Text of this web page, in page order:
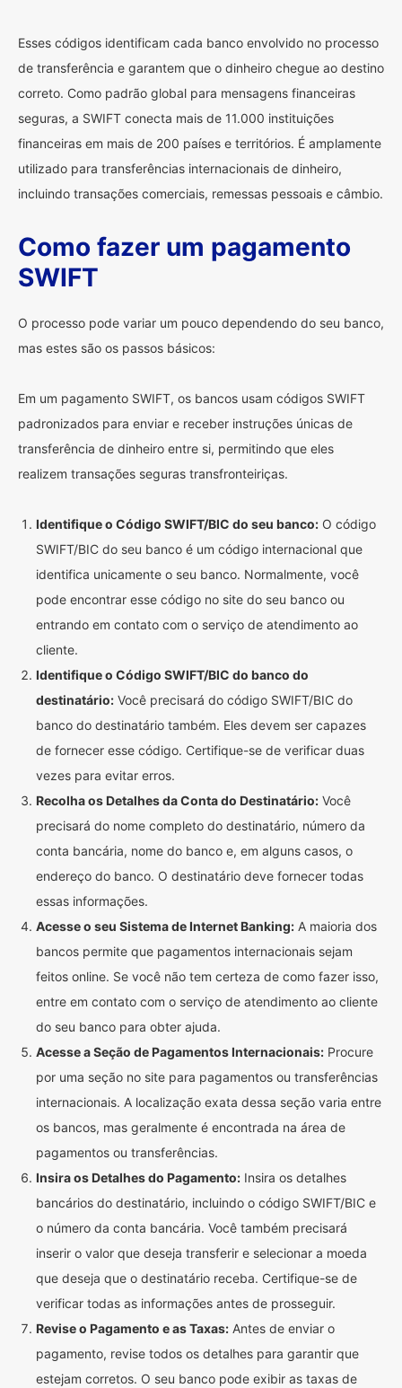
Esses códigos identificam cada banco envolvido no processo
de transferência e garantem que o dinheiro chegue ao destino
correto. Como padrão global para mensagens financeiras
seguras, a SWIFT conecta mais de 11.000 instituições
financeiras em mais de 200 países e territórios. É amplamente
utilizado para transferências internacionais de dinheiro,
incluindo transações comerciais, remessas pessoais e câmbio.
Como fazer um pagamento
SWIFT
O processo pode variar um pouco dependendo do seu banco,
mas estes são os passos básicos:
Em um pagamento SWIFT, os bancos usam códigos SWIFT
padronizados para enviar e receber instruções únicas de
transferência de dinheiro entre si, permitindo que eles
realizem transações seguras transfronteiriças.
Identifique o Código SWIFT/BIC do seu banco: O código
SWIFT/BIC do seu banco é um código internacional que
identifica unicamente o seu banco. Normalmente, você
pode encontrar esse código no site do seu banco ou
entrando em contato com o serviço de atendimento ao
cliente.
Identifique o Código SWIFT/BIC do banco do
destinatário: Você precisará do código SWIFT/BIC do
banco do destinatário também. Eles devem ser capazes
de fornecer esse código. Certifique-se de verificar duas
vezes para evitar erros.
Recolha os Detalhes da Conta do Destinatário: Você
precisará do nome completo do destinatário, número da
conta bancária, nome do banco e, em alguns casos, o
endereço do banco. O destinatário deve fornecer todas
essas informações.
Acesse o seu Sistema de Internet Banking: A maioria dos
bancos permite que pagamentos internacionais sejam
feitos online. Se você não tem certeza de como fazer isso,
entre em contato com o serviço de atendimento ao cliente
do seu banco para obter ajuda.
Acesse a Seção de Pagamentos Internacionais: Procure
por uma seção no site para pagamentos ou transferências
internacionais. A localização exata dessa seção varia entre
os bancos, mas geralmente é encontrada na área de
pagamentos ou transferências.
Insira os Detalhes do Pagamento: Insira os detalhes
bancários do destinatário, incluindo o código SWIFT/BIC e
o número da conta bancária. Você também precisará
inserir o valor que deseja transferir e selecionar a moeda
que deseja que o destinatário receba. Certifique-se de
verificar todas as informações antes de prosseguir.
Revise o Pagamento e as Taxas: Antes de enviar o
pagamento, revise todos os detalhes para garantir que
estejam corretos. O seu banco pode exibir as taxas de